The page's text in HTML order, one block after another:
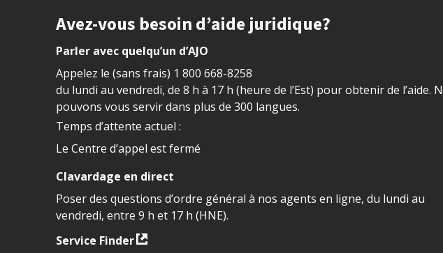
Site footer
Avez-vous besoin d’aide juridique?
Parler avec quelqu’un d’AJO
Appelez le (sans frais) 1 800 668-8258
du lundi au vendredi, de 8 h à 17 h (heure de l’Est) pour obtenir de l’aide.
pouvons vous servir dans plus de 300 langues.
Temps d’attente actuel :
Le Centre d’appel est fermé
Clavardage en direct
Poser des questions d’ordre général à nos agents en ligne, du lundi au
vendredi, entre 9 h et 17 h (HNE).
Service Finder